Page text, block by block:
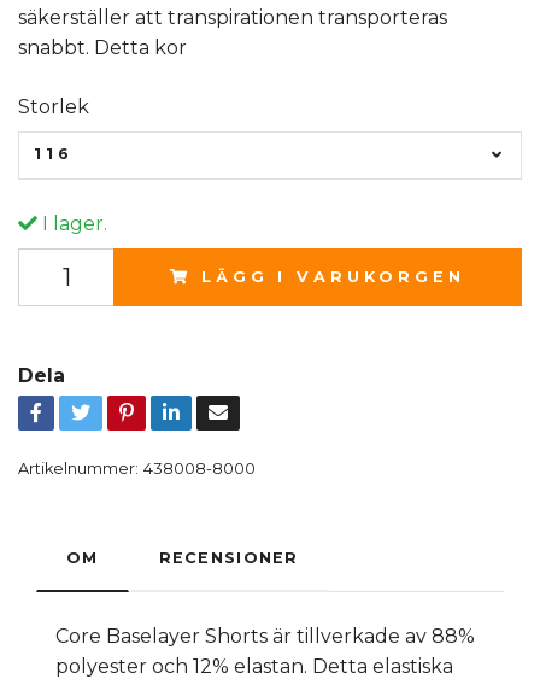
säkerställer att transpirationen transporteras
snabbt. Detta kor
Storlek
116
I lager.
LÄGG I VARUKORGEN
Dela
Artikelnummer: 438008-8000
OM RECENSIONER
Core Baselayer Shorts är tillverkade av 88%
polyester och 12% elastan. Detta elastiska